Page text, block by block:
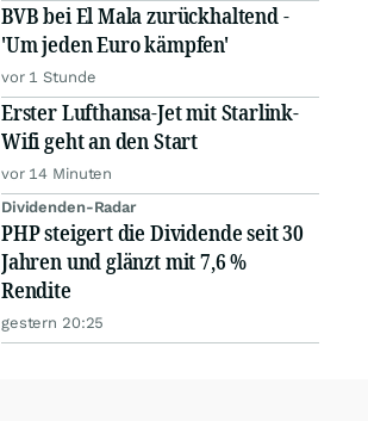
BVB bei El Mala zurückhaltend -
'Um jeden Euro kämpfen'
vor 1 Stunde
Erster Lufthansa-Jet mit Starlink-
Wifi geht an den Start
vor 14 Minuten
Dividenden-Radar
PHP steigert die Dividende seit 30
Jahren und glänzt mit 7,6 %
Rendite
gestern 20:25